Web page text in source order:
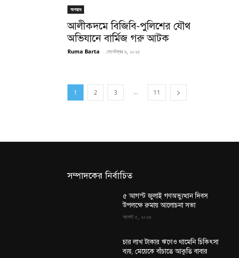
অপরাধ
আলীকদমে বিজিবি-পুলিশের যৌথ
অভিযানে বার্মিজ গরু আটক
Ruma Barta - সেপ্টেম্বর ৯, ২০২৫
1 2 3 ... 11
সম্পাদকের নির্বাচিত
৫ আগস্ট জুলাই গণঅভ্যুত্থান দিবস
উপলক্ষে রুমায় আলোচনা সভা
আগস্ট ৫, ২০২৬
চার লাখ টাকার ঋণেও থামেনি চিকিৎসা
ব্যয়, মেয়েকে বাঁচাতে আকুতি বাবার